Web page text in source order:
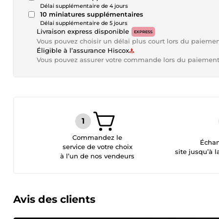
Délai supplémentaire de 4 jours
10 miniatures supplémentaires
Délai supplémentaire de 5 jours
Livraison express disponible EXPRESS
Vous pouvez choisir un délai plus court lors du
Éligible à l’assurance Hiscox
Vous pouvez assurer votre commande lors du paiement
Commandez le
service de votre choix
à l’un de nos vendeurs
site jusqu’à
Avis des clients